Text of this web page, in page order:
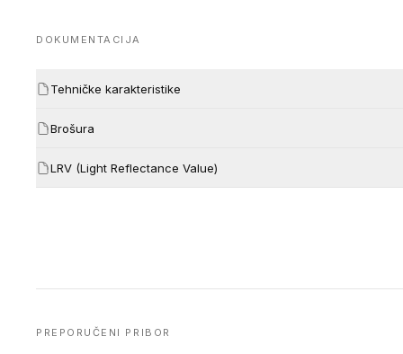
DOKUMENTACIJA
Tehničke karakteristike
Brošura
LRV (Light Reflectance Value)
PREPORUČENI PRIBOR